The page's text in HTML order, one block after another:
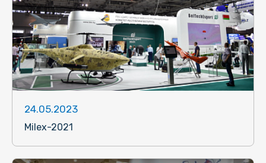
24.05.2023
Milex-2021